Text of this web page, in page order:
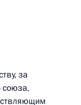
Правительством
металлами,
за
союза,